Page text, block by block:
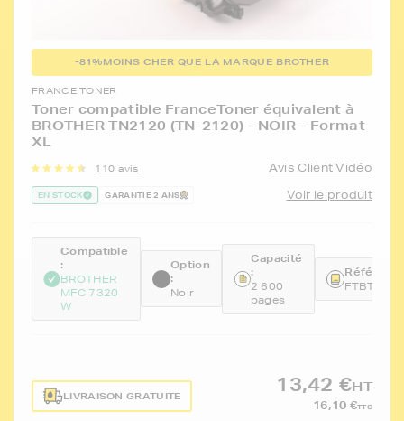
-81%MOINS CHER QUE LA MARQUE BROTHER
FRANCE TONER
Toner compatible FranceToner équivalent à
BROTHER TN2120 (TN-2120) - NOIR - Format
XL
110 avis Avis Client Vidéo
EN STOCK GARANTIE 2 ANS Voir le produit
Compatible
:
BROTHER
MFC 7320
W
Option
:
Noir
Capacité
:
2 600
pages
LIVRAISON GRATUITE
13,42 €HT
16,10 €TTC